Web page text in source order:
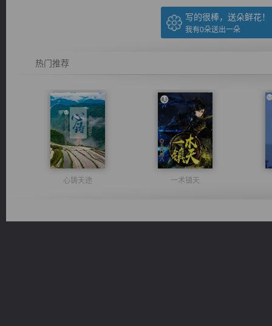
写的很棒，送朵鲜花！
我有0朵送出一朵
热门推荐
心铸天途 一术镇天